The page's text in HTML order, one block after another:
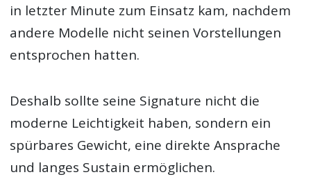
in letzter Minute zum Einsatz kam, nachdem
andere Modelle nicht seinen Vorstellungen
entsprochen hatten.
Deshalb sollte seine Signature nicht die
moderne Leichtigkeit haben, sondern ein
spürbares Gewicht, eine direkte Ansprache
und langes Sustain ermöglichen.